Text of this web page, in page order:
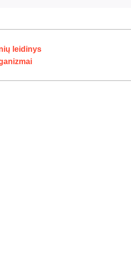
leidinys